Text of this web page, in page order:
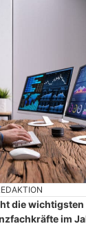
die wichtigsten
im